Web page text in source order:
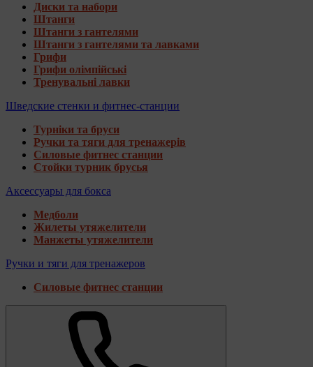
Диски та набори
Штанги
Штанги з гантелями
Штанги з гантелями та лавками
Грифи
Грифи олімпійські
Тренувальні лавки
Шведские стенки и фитнес-станции
Турніки та бруси
Ручки та тяги для тренажерів
Силовые фитнес станции
Стойки турник брусья
Аксессуары для бокса
Медболи
Жилеты утяжелители
Манжеты утяжелители
Ручки и тяги для тренажеров
Силовые фитнес станции